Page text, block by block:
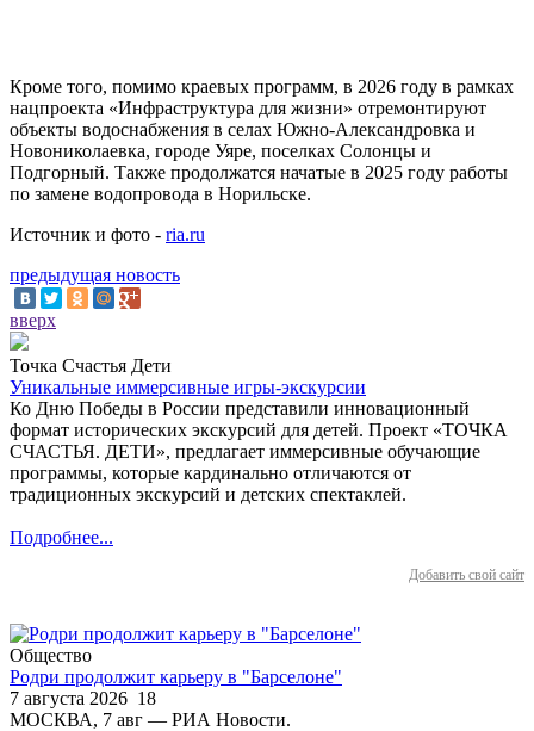
Кроме того, помимо краевых программ, в 2026 году в рамках
нацпроекта «Инфраструктура для жизни» отремонтируют
объекты водоснабжения в селах Южно-Александровка и
Новониколаевка, городе Уяре, поселках Солонцы и
Подгорный. Также продолжатся начатые в 2025 году работы
по замене водопровода в Норильске.
Источник и фото - ria.ru
предыдущая новость
вверх
Точка Счастья Дети
Уникальные иммерсивные игры-экскурсии
Ко Дню Победы в России представили инновационный
формат исторических экскурсий для детей. Проект «ТОЧКА
СЧАСТЬЯ. ДЕТИ», предлагает иммерсивные обучающие
программы, которые кардинально отличаются от
традиционных экскурсий и детских спектаклей.
Подробнее...
Добавить свой сайт
Общество
Родри продолжит карьеру в "Барселоне"
7 августа 2026 18
МОСКВА, 7 авг — РИА Новости.